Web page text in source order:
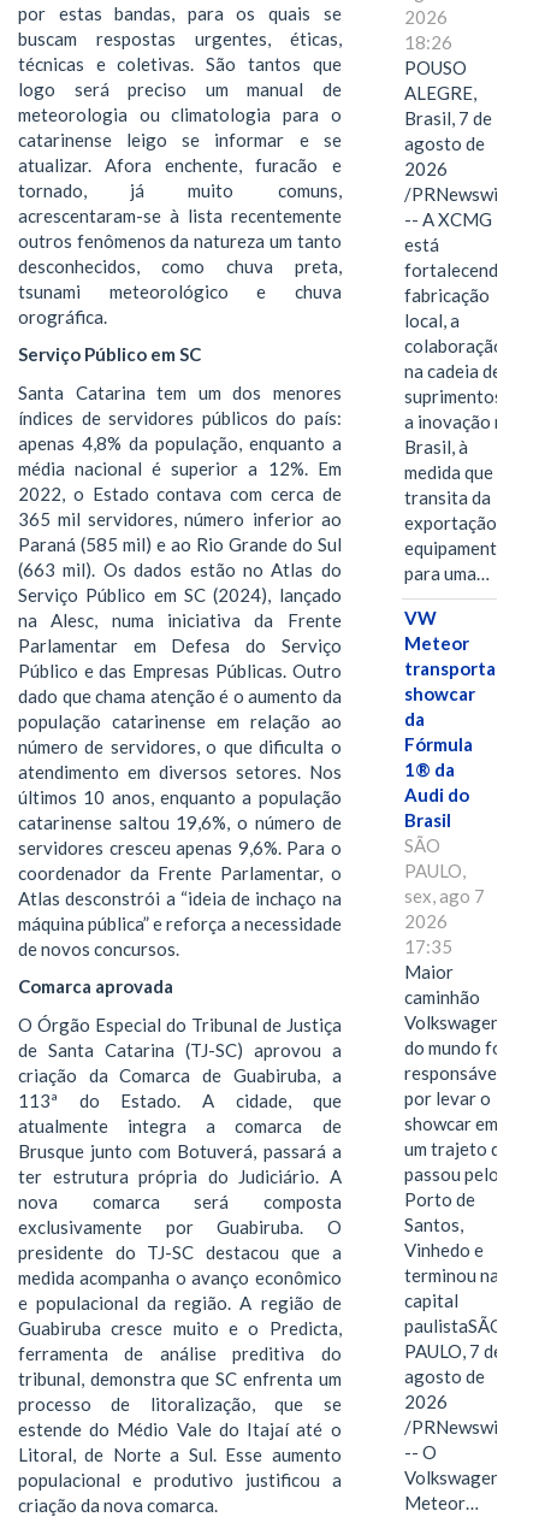
por estas bandas, para os quais se
buscam respostas urgentes, éticas,
técnicas e coletivas. São tantos que
logo será preciso um manual de
meteorologia ou climatologia para o
catarinense leigo se informar e se
atualizar. Afora enchente, furacão e
tornado, já muito comuns,
acrescentaram-se à lista recentemente
outros fenômenos da natureza um tanto
desconhecidos, como chuva preta,
tsunami meteorológico e chuva
orográfica.
Serviço Público em SC
Santa Catarina tem um dos menores
índices de servidores públicos do país:
apenas 4,8% da população, enquanto a
média nacional é superior a 12%. Em
2022, o Estado contava com cerca de
365 mil servidores, número inferior ao
Paraná (585 mil) e ao Rio Grande do Sul
(663 mil). Os dados estão no Atlas do
Serviço Público em SC (2024), lançado
na Alesc, numa iniciativa da Frente
Parlamentar em Defesa do Serviço
Público e das Empresas Públicas. Outro
dado que chama atenção é o aumento da
população catarinense em relação ao
número de servidores, o que dificulta o
atendimento em diversos setores. Nos
últimos 10 anos, enquanto a população
catarinense saltou 19,6%, o número de
servidores cresceu apenas 9,6%. Para o
coordenador da Frente Parlamentar, o
Atlas desconstrói a “ideia de inchaço na
máquina pública” e reforça a necessidade
de novos concursos.
Comarca aprovada
O Órgão Especial do Tribunal de Justiça
de Santa Catarina (TJ-SC) aprovou a
criação da Comarca de Guabiruba, a
113ª do Estado. A cidade, que
atualmente integra a comarca de
Brusque junto com Botuverá, passará a
ter estrutura própria do Judiciário. A
nova comarca será composta
exclusivamente por Guabiruba. O
presidente do TJ-SC destacou que a
medida acompanha o avanço econômico
e populacional da região. A região de
Guabiruba cresce muito e o Predicta,
ferramenta de análise preditiva do
tribunal, demonstra que SC enfrenta um
processo de litoralização, que se
estende do Médio Vale do Itajaí até o
Litoral, de Norte a Sul. Esse aumento
populacional e produtivo justificou a
criação da nova comarca.
2026
18:26
POUSO
ALEGRE,
Brasil, 7 de
agosto de
2026
/PRNewswire/
-- A XCMG
está
fortalecendo a
fabricação
local, a
colaboração
na cadeia de
suprimentos e
a inovação no
Brasil, à
medida que
transita da
exportação de
equipamentos
para uma…
VW
Meteor
transporta
showcar
da
Fórmula
1® da
Audi do
Brasil
SÃO
PAULO,
sex, ago 7
2026
17:35
Maior
caminhão
Volkswagen
do mundo foi
responsável
por levar o
showcar em
um trajeto que
passou pelo
Porto de
Santos,
Vinhedo e
terminou na
capital
paulistaSÃO
PAULO, 7 de
agosto de
2026
/PRNewswire/
-- O
Volkswagen
Meteor…